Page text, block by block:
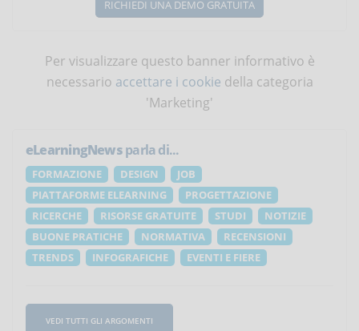
RICHIEDI UNA DEMO GRATUITA
Per visualizzare questo banner informativo è
necessario accettare i cookie della categoria
'Marketing'
eLearningNewsparla di...
FORMAZIONE DESIGN
JOB
PIATTAFORME ELEARNING
PROGETTAZIONE
RICERCHE
RISORSE GRATUITE STUDI
NOTIZIE
BUONE PRATICHE
NORMATIVA
RECENSIONI
TRENDS
INFOGRAFICHE EVENTI E FIERE
VEDI TUTTI GLI ARGOMENTI